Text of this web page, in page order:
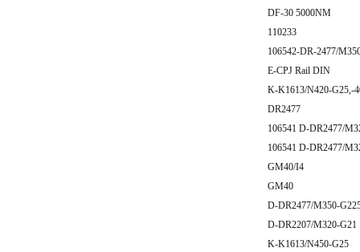
DF-30 5000NM
110233
106542-DR-2477/
E-CPJ Rail DIN
K-K1613/N420-G25,-
DR2477
106541 D-DR2477/
106541 D-DR2477/
GM40/I4
GM40
D-DR2477/M350-
D-DR2207/M320-G21
K-K1613/N450-G25